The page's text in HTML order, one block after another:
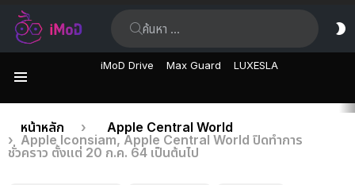
iMoD Drive Max Guard LUXESLA
เรื่อง
ล่าสุด
คุณอยู่ที่นี่:
หน้าหลัก
Apple Central World
Apple Iconsiam, Apple Central World ปิดทำการ
ชั่วคราว ตั้งแต่ 20 ก.ค. 64 เป็นต้นไป